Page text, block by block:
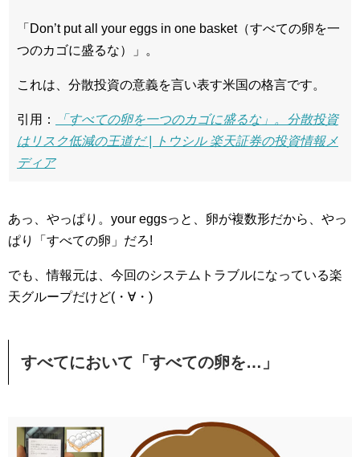
「Don’t put all your eggs in one basket（すべての卵を一
つのカゴに盛るな）」。
これは、分散投資の意義を言い表す米国の格言です。
引用：
「すべての卵を一つのカゴに盛るな」。分散投資
はリスク低減の王道だ | トウシル 楽天証券の投資情報メ
ディア
あっ、やっぱり。your eggsっと、卵が複数形だから、やっ
ぱり「すべての卵」だろ!
でも、情報元は、今回のシステムトラブルになっている楽
天グループだけど(・∀・)
すべてにおいて「すべての卵を…」